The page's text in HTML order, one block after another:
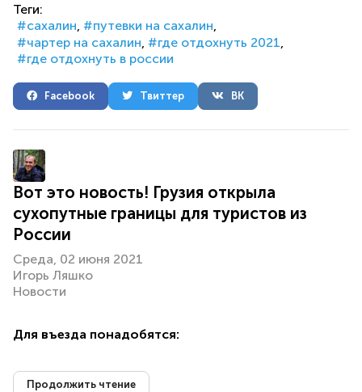
Теги:
сахалин
путевки на сахалин
чартер на сахалин
где отдохнуть 2021
где отдохнуть в россии
Facebook Твиттер ВК
Вот это новость! Грузия открыла
сухопутные границы для туристов из
России
Среда, 02 июня 2021
Игорь Ляшко
Новости
Для въезда понадобятся:
Продолжить чтение